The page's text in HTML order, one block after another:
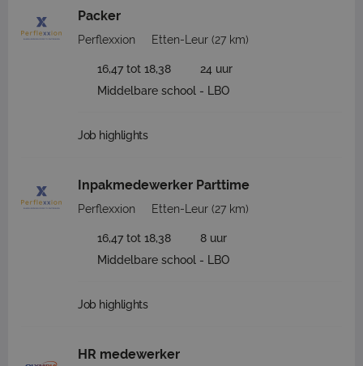
Packer
Perflexxion Etten-Leur (27 km)
16,47 tot 18,38
24 uur
Middelbare school - LBO
Job highlights
Inpakmedewerker Parttime
Perflexxion Etten-Leur (27 km)
16,47 tot 18,38
8 uur
Middelbare school - LBO
Job highlights
HR medewerker